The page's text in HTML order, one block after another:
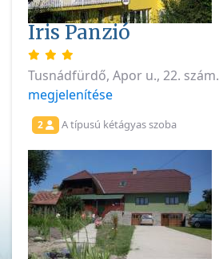
Iris Panzió
Tusnádfürdő, Apor u., 22. szám.
megjelenítése
2 A típusú kétágyas szoba